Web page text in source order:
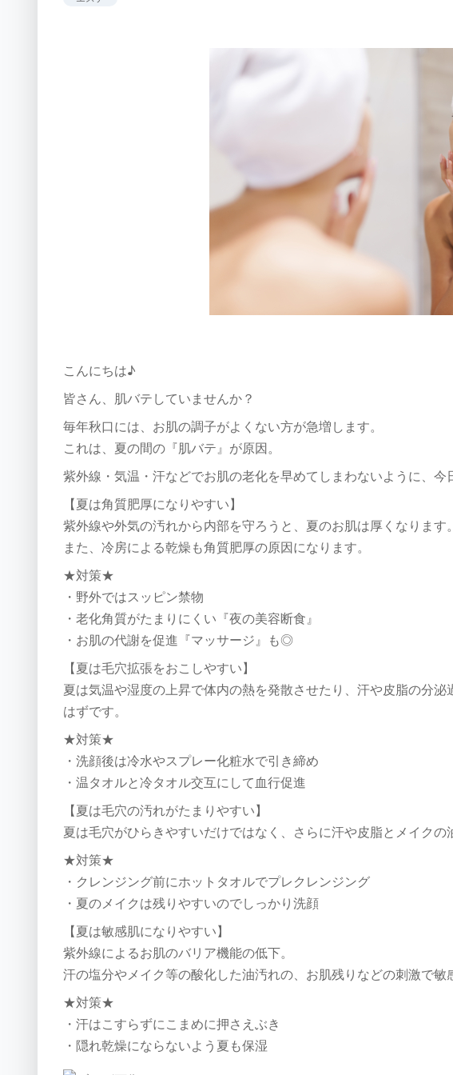
こんにちは♪
皆さん、肌バテしていませんか？
毎年秋口には、お肌の調子がよくない方が急増します。
これは、夏の間の『肌バテ』が原因。
紫外線・気温・汗などでお肌の老化を早めてしまわないように、
【夏は角質肥厚になりやすい】
紫外線や外気の汚れから内部を守ろうと、夏のお肌は厚くなります。
また、冷房による乾燥も角質肥厚の原因になります。
★対策★
・野外ではスッピン禁物
・老化角質がたまりにくい『夜の美容断食』
・お肌の代謝を促進『マッサージ』も◎
【夏は毛穴拡張をおこしやすい】
夏は気温や湿度の上昇で体内の熱を発散させたり、汗や皮脂の分
はずです。
★対策★
・洗顔後は冷水やスプレー化粧水で引き締め
・温タオルと冷タオル交互にして血行促進
【夏は毛穴の汚れがたまりやすい】
夏は毛穴がひらきやすいだけではなく、さらに汗や皮脂とメイクの
★対策★
・クレンジング前にホットタオルでプレクレンジング
・夏のメイクは残りやすいのでしっかり洗顔
【夏は敏感肌になりやすい】
紫外線によるお肌のバリア機能の低下。
汗の塩分やメイク等の酸化した油汚れの、お肌残りなどの刺激で敏
★対策★
・汗はこすらずにこまめに押さえぶき
・隠れ乾燥にならないよう夏も保湿